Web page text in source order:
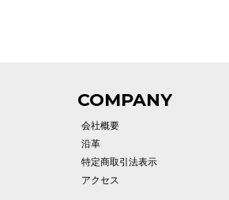
COMPANY
会社概要
沿革
特定商取引法表示
アクセス